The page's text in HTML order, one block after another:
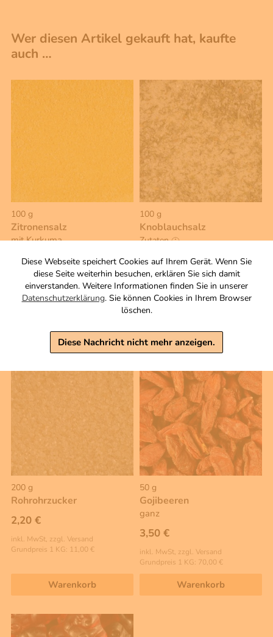
Diese Webseite speichert Cookies auf Ihrem Gerät. Wenn Sie
diese Seite weiterhin besuchen, erklären Sie sich damit
einverstanden. Weitere Informationen finden Sie in unserer
Datenschutzerklärung. Sie können Cookies in Ihrem Browser
löschen.
Diese Nachricht nicht mehr anzeigen.
Wer diesen Artikel gekauft hat, kaufte
auch …
100 g
Zitronensalz
mit Kurkuma
2,90 €
inkl. MwSt, zzgl. Versand
Grundpreis 1 KG: 29,00 €
100 g
Knoblauchsalz
Zutaten
2,90 €
inkl. MwSt, zzgl. Versand
Grundpreis 1 KG: 29,00 €
200 g
Rohrohrzucker
2,20 €
inkl. MwSt, zzgl. Versand
Grundpreis 1 KG: 11,00 €
Warenkorb
50 g
Gojibeeren
ganz
3,50 €
inkl. MwSt, zzgl. Versand
Grundpreis 1 KG: 70,00 €
Warenkorb